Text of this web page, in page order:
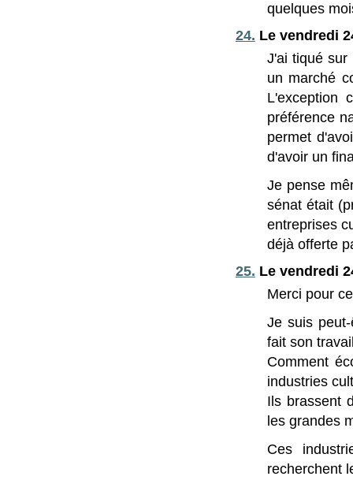
quelques
24. Le vendredi
J'ai tiqué sur
un marché
L'exception
préférence
permet
d'avoir un
Je pense
sénat était
entreprises
déjà offerte
25. Le vendredi
Merci pour
Je suis
fait son
Comment
industries
Ils brassent
les grandes
Ces
recherchent